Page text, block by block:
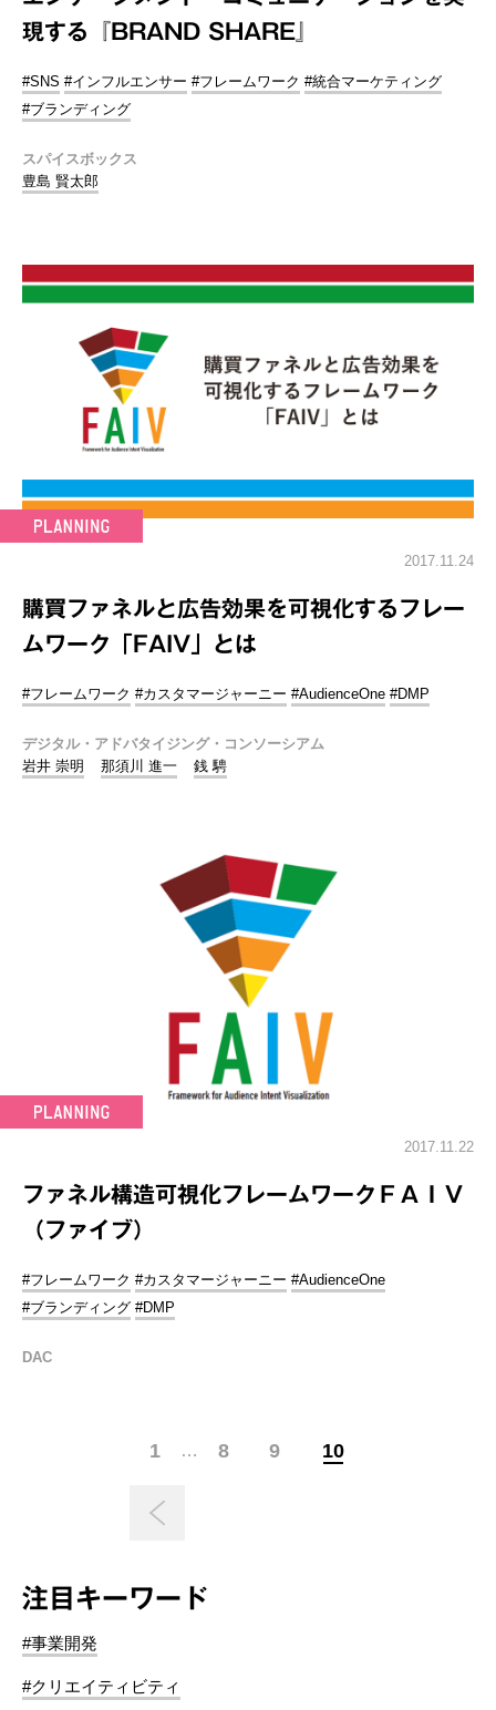
現する『BRAND SHARE』
#SNS #インフルエンサー #フレームワーク #統合マーケティング
#ブランディング
スパイスボックス
豊島 賢太郎
2017.11.24
購買ファネルと広告効果を可視化するフレー
ムワーク「FAIV」とは
#フレームワーク #カスタマージャーニー #AudienceOne #DMP
デジタル・アドバタイジング・コンソーシアム
岩井 崇明
那須川 進一 銭 騁
2017.11.22
ファネル構造可視化フレームワークＦＡＩＶ
（ファイブ）
#フレームワーク #カスタマージャーニー #AudienceOne
#ブランディング #DMP
DAC
1 … 8 9 10
注目キーワード
#事業開発
#クリエイティビティ